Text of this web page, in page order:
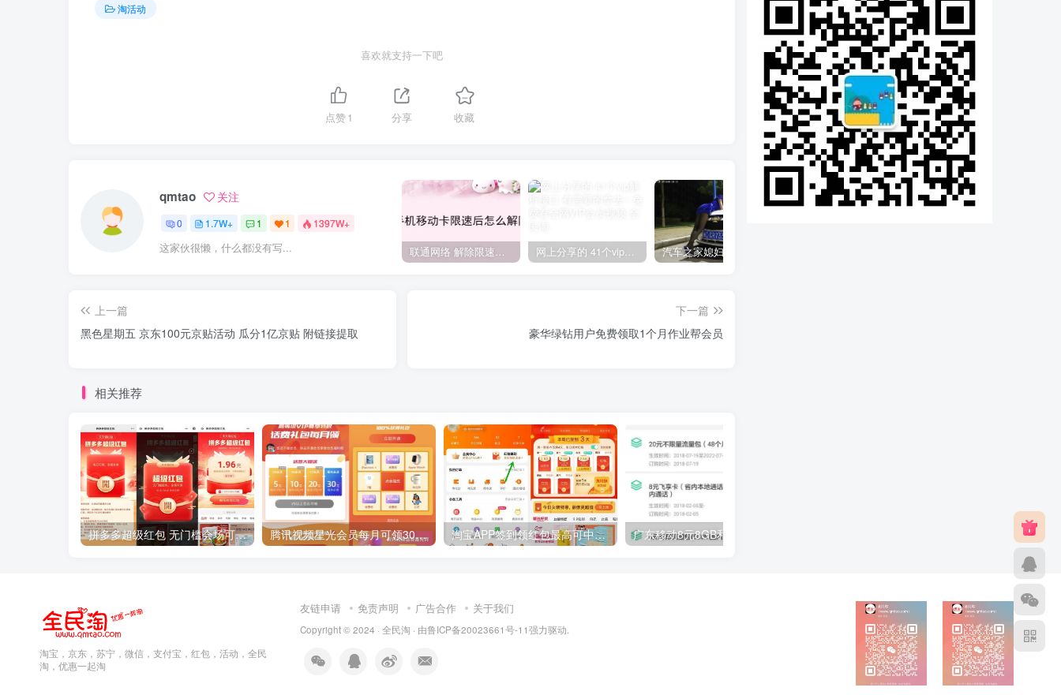
淘活动
喜欢就支持一下吧
点赞1 分享 收藏
qmtao 关注
0 1.7W+ 1 1 1397W+
这家伙很懒，什么都没有写... 联通网络 解除限速方法参考！畅享、畅玩、老白干等及其它地区自测了 网上分享的 41个vip解析接口 有需要的拿去~ 免费看全网VIP会员视频
上一篇
黑色星期五 京东100元京贴活动 瓜分1亿京贴 附链接提取
下一篇
豪华绿钻用户免费领取1个月作业帮会员
相关推荐
拼多多超级红包 无门槛会场可用 天天可领 最高88.88元 腾讯视频星光会员每月可领30元话费 V7会员降权每月限量 淘宝APP签到领红包最高可中88元淘宝红包
淘宝，京东，苏宁，微信，支付宝，红包，活动，全民
淘，优惠一起淘
友链申请 免责声明 广告合作 关于我们
Copyright © 2024 · 全民淘 · 由鲁ICP备20023661号-11强力驱动.